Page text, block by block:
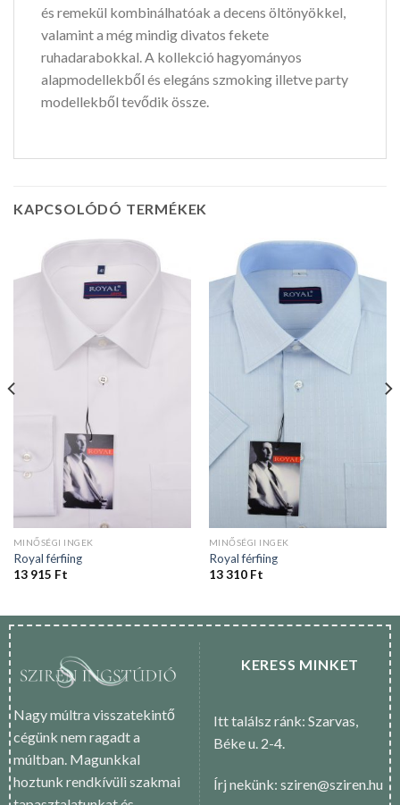
és remekül kombinálhatóak a decens öltönyökkel,
valamint a még mindig divatos fekete
ruhadarabokkal. A kollekció hagyományos
alapmodellekből és elegáns szmoking illetve party
modellekből tevődik össze.
KAPCSOLÓDÓ TERMÉKEK
MINŐSÉGI INGEK
Royal férfiing
13 915 Ft
MINŐSÉGI INGEK
Royal férfiing
13 310 Ft
Nagy múltra visszatekintő
cégünk nem ragadt a
múltban. Magunkkal
hoztunk rendkívüli szakmai
KERESS MINKET
Itt találsz ránk: Szarvas,
Béke u. 2-4.
Írj nekünk: sziren@sziren.hu